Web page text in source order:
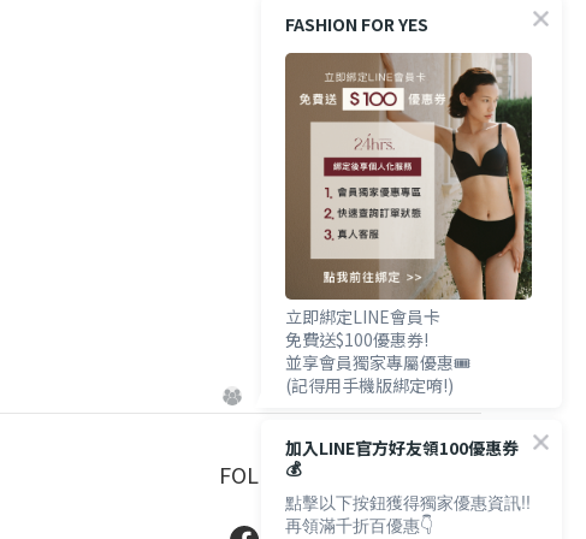
FOLLOW US
FASHION FOR YES
立即綁定LINE會員卡
免費送$100優惠券!
並享會員獨家專屬優惠🎟️
(記得用手機版綁定唷!)
加入LINE官方好友領100優惠券
💰
點擊以下按鈕獲得獨家優惠資訊!!
再領滿千折百優惠👇